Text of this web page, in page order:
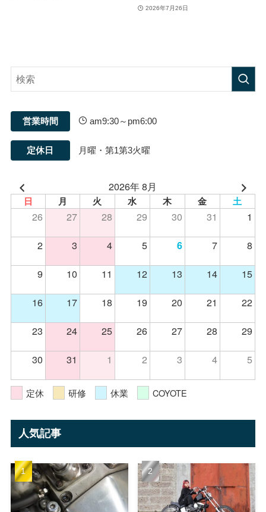
2026年7月26日
営業時間 am9:30～pm6:00
定休日 月曜・第1第3火曜
2026年 8月
日 月 火 水 木 金 土
26 27 28 29 30 31
1
2
3 4 5 6 7
8
9
10 11 12 13 14
15
16
17 18 19 20 21
22
23
24 25 26 27 28
29
30
31 1 2 3 4 5
定休 研修 休業 COYOTE
人気記事